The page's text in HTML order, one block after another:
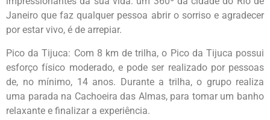
Janeiro que faz qualquer pessoa abrir o sorriso e agradecer
por estar vivo, é de arrepiar.
Pico da Tijuca: Com 8 km de trilha, o Pico da Tijuca possui
esforço físico moderado, e pode ser realizado por pessoas
de, no mínimo, 14 anos. Durante a trilha, o grupo realiza
uma parada na Cachoeira das Almas, para tomar um banho
relaxante e finalizar a experiência.